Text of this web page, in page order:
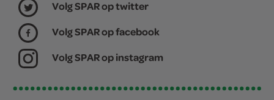
Volg SPAR op twitter
Volg SPAR op facebook
Volg SPAR op instagram